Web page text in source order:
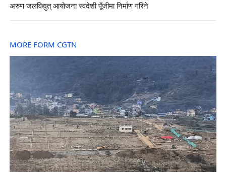
अरुण जलविद्युत् आयोजना स्वदेशी पूँजीमा निर्माण गरिने
MORE FORM CGTN